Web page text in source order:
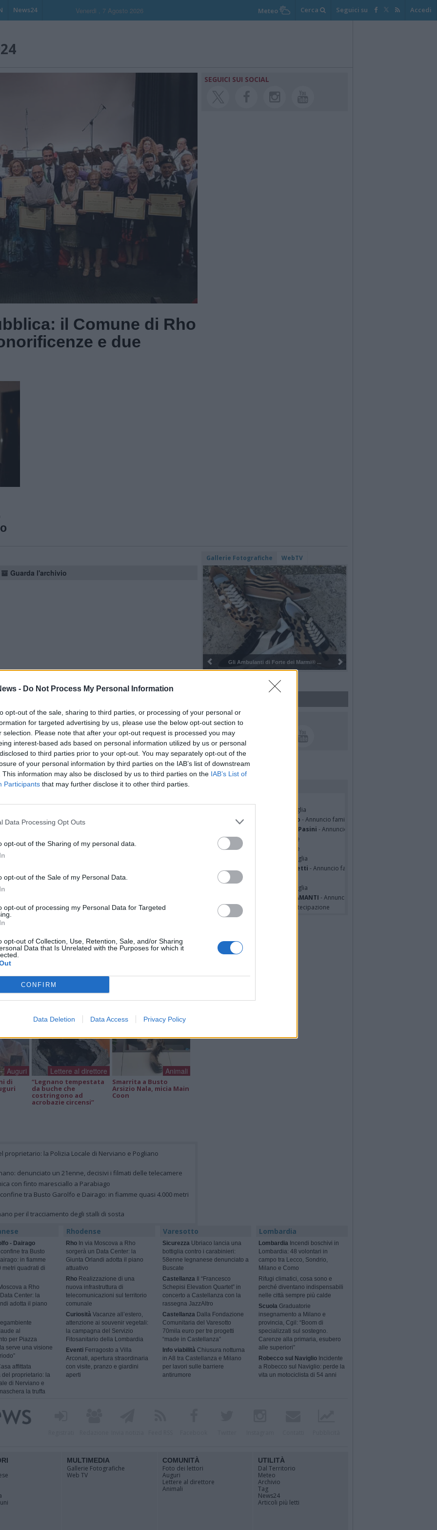
- Do Not Process My Personal Information
opt-out of the sale, sharing to third parties, or processing of your personal or
for targeted advertising by us, please use the below opt-out section to
selection. Please note that after your opt-out request is processed you may
interest-based ads based on personal information utilized by us or personal
to third parties prior to your opt-out. You may separately opt-out of the
of your personal information by third parties on the IAB’s list of downstream
This information may also be disclosed by us to third parties on the IAB’s List of
Participants that may further disclose it to other third parties.
Data Processing Opt Outs
opt-out of the Sharing of my personal data.
opt-out of the Sale of my Personal Data.
opt-out of processing my Personal Data for Targeted
opt-out of Collection, Use, Retention, Sale, and/or Sharing
Data that Is Unrelated with the Purposes for which it
CONFIRM
Data Deletion Data Access Privacy Policy
News24 Venerdi , 7 Agosto 2026 Meteo Cerca Seguici su Accedi
il Comune di Rho
e due
SEGUICI SUI SOCIAL
Guarda l'archivio
Gallerie Fotografiche WebTV
Pulizia del bosco del Rugareto a ...
non va in ferie: ogni
per te
propone un appuntamento diverso ogni sera, tra
laboratori creativi, sfide musicali e burraco
Auguri
di
Lettere al direttore
“Legnano tempestata
da buche che
costringono ad
acrobazie circensi”
Animali
Smarrita a Busto
Arsizio Nala, micia Main
Coon
proprietario: la Polizia Locale di Nerviano e Pogliano
denunciato un 21enne, decisivi i filmati delle telecamere
con finto maresciallo a Parabiago
tra Busto Garolfo e Dairago: in fiamme quasi 4.000 metri
per il tracciamento degli stalli di sosta
SEGUICI SUI SOCIAL
- Annuncio famiglia
Teresa Squicciarini ved. Greco - Annuncio famiglia
Clementina Martinenghi ved. Pasini - Annuncio famiglia
Riccardo Basile
- Partecipazione
Anthony Napoli
- Partecipazione
- Annuncio famiglia
Gianfranco Schieroni Giacometti - Annuncio famiglia
Luigi Codini - Annuncio famiglia
- Annuncio famiglia
ROSA MALINVERNO ved. TETTAMANTI - Annuncio famiglia
Maria Panisi ved. Bianchi
- Partecipazione
- Dairago
tra Busto
in fiamme
metri quadrati di
a Rho
Center: la
adotta il piano
al
per Piazza
serve una visione
affittata
del proprietario: la
di Nerviano e
la truffa
Rhodense
Rho In via Moscova a Rho
sorgerà un Data Center: la
Giunta Orlandi adotta il piano
attuativo
Rho Realizzazione di una
nuova infrastruttura di
telecomunicazioni sul territorio
comunale
Curiosità Vacanze all’estero,
attenzione ai souvenir vegetali:
la campagna del Servizio
Fitosanitario della Lombardia
Eventi Ferragosto a Villa
Arconati, apertura straordinaria
con visite, pranzo e giardini
aperti
Varesotto
SicurezzaUbriaco lancia una
bottiglia contro i carabinieri:
58enne legnanese denunciato a
Buscate
CastellanzaIl “Francesco
Schepisi Elevation Quartet” in
concerto a Castellanza con la
rassegna JazzAltro
CastellanzaDalla Fondazione
Comunitaria del Varesotto
70mila euro per tre progetti
“made in Castellanza”
Info viabilitàChiusura notturna
in A8 tra Castellanza e Milano
per lavori sulle barriere
antirumore
Lombardia
Lombardia Incendi boschivi in
Lombardia: 48 volontari in
campo tra Lecco, Sondrio,
Milano e Como
Rifugi climatici, cosa sono e
perché diventano indispensabili
nelle città sempre più calde
Scuola Graduatorie
insegnamento a Milano e
provincia, Cgil: “Boom di
specializzati sul sostegno.
Carenze alla primaria, esubero
alle superiori”
Robecco sul Naviglio Incidente
a Robecco sul Naviglio: perde la
vita un motociclista di 54 anni
MULTIMEDIA
Gallerie Fotografiche
Web TV
COMUNITÀ
Foto dei lettori
Auguri
Lettere al direttore
Animali
UTILITÀ
Dal Territorio
Meteo
Archivio
Tag
News24
Articoli più letti